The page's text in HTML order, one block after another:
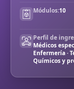
Módulos:10
Perfil de
Médicos
Enfermería ·
Químicos y